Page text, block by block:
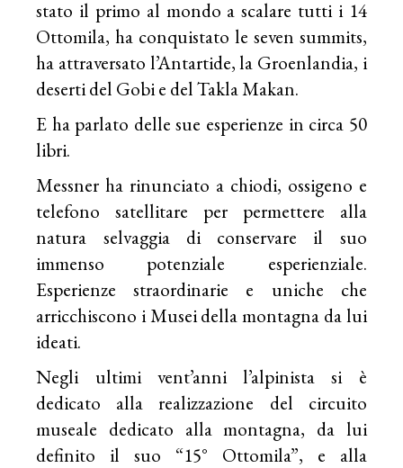
stato il primo al mondo a scalare tutti i 14
Ottomila, ha conquistato le seven summits,
ha attraversato l’Antartide, la Groenlandia, i
deserti del Gobi e del Takla Makan.
E ha parlato delle sue esperienze in circa 50
libri.
Messner ha rinunciato a chiodi, ossigeno e
telefono satellitare per permettere alla
natura selvaggia di conservare il suo
immenso potenziale esperienziale.
Esperienze straordinarie e uniche che
arricchiscono i Musei della montagna da lui
ideati.
Negli ultimi vent’anni l’alpinista si è
dedicato alla realizzazione del circuito
museale dedicato alla montagna, da lui
definito il suo “15° Ottomila”, e alla